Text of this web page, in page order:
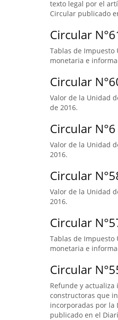
texto legal por el
Circular publicado
Circular
Tablas de Impuesto
monetaria e
Circular
Valor de la Unidad
de 2016.
Circular
Valor de la Unidad
2016.
Circular
Valor de la Unidad
2016.
Circular
Tablas de Impuesto
monetaria e
Circular
Refunde y
constructoras que
incorporadas por la
publicado en el